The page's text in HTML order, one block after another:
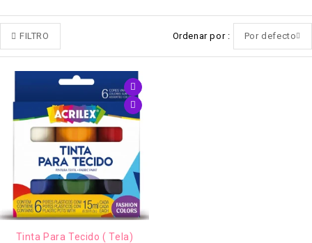
FILTRO Ordenar por Por defecto
Tinta Para Tecido ( Tela)